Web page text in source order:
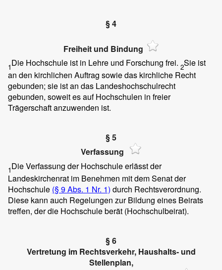
§ 4
Freiheit und Bindung
1Die Hochschule ist in Lehre und Forschung frei. 2Sie ist
an den kirchlichen Auftrag sowie das kirchliche Recht
gebunden; sie ist an das Landeshochschulrecht
gebunden, soweit es auf Hochschulen in freier
Trägerschaft anzuwenden ist.
§ 5
Verfassung
1Die Verfassung der Hochschule erlässt der
Landeskirchenrat im Benehmen mit dem Senat der
Hochschule (§ 9 Abs. 1 Nr. 1) durch Rechtsverordnung.
Diese kann auch Regelungen zur Bildung eines Beirats
treffen, der die Hochschule berät (Hochschulbeirat).
§ 6
Vertretung im Rechtsverkehr, Haushalts- und
Stellenplan,